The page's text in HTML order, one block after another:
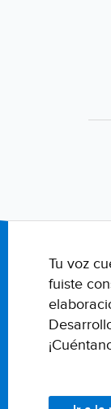
Tu voz
fuiste